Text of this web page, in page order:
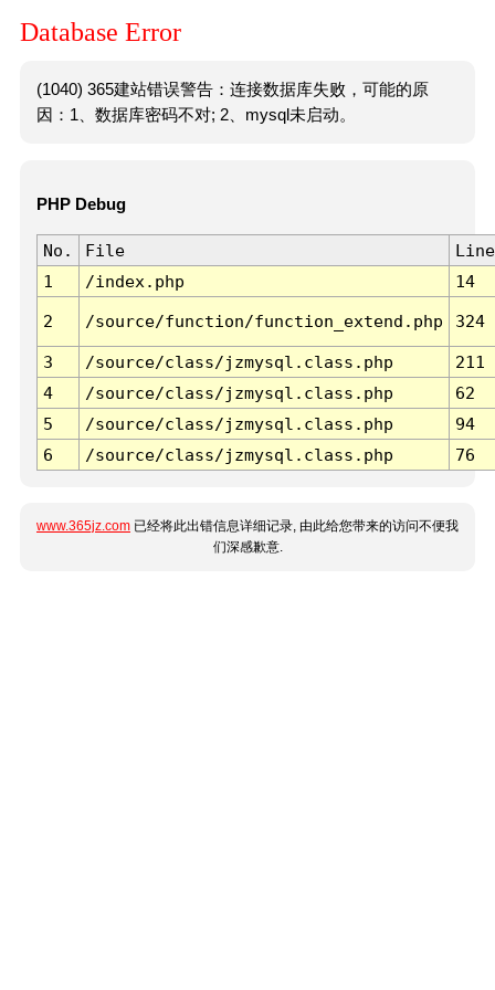
Database Error
(1040) 365建站错误警告：连接数据库失败，可能的原
因：1、数据库密码不对; 2、mysql未启动。
PHP Debug
No. File
Line
1
/index.php 14
2 /source/function/function_extend.php 324
3 /source/class/jzmysql.class.php
211
4
/source/class/jzmysql.class.php
62
5
/source/class/jzmysql.class.php
94
6
/source/class/jzmysql.class.php 76
www.365jz.com 已经将此出错信息详细记录, 由此给您带来的访问不便我
们深感歉意.